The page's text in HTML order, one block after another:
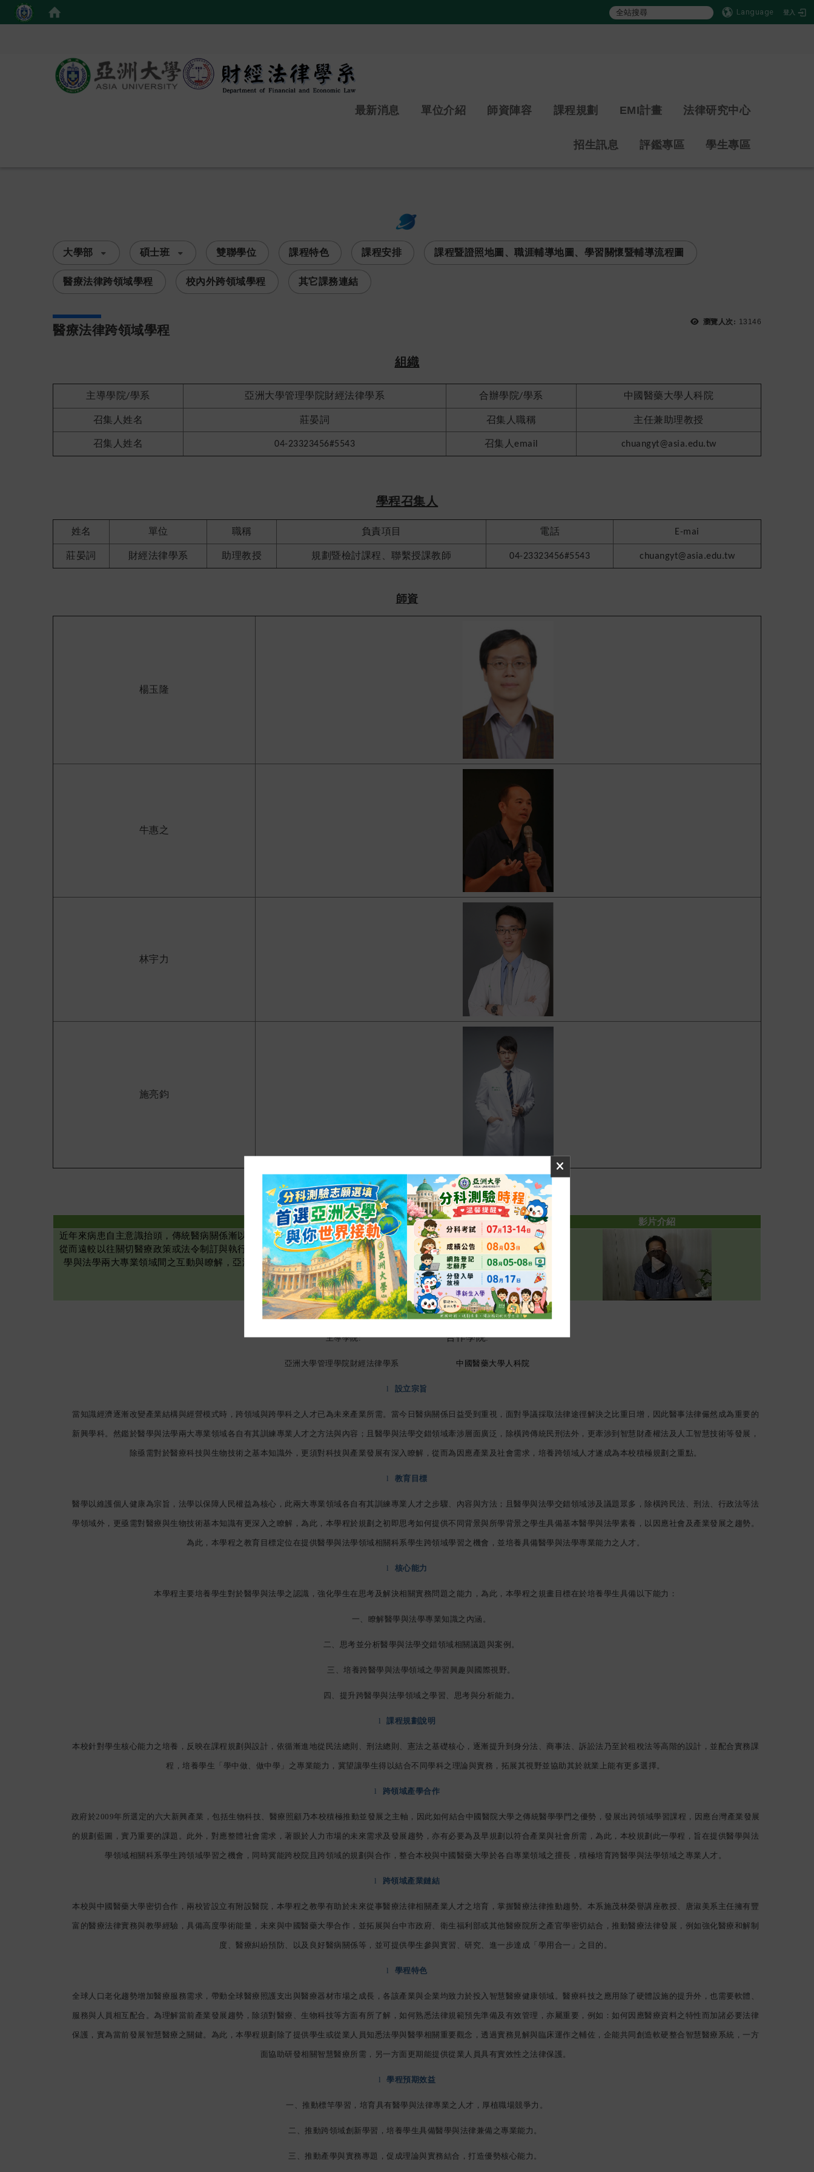
Language 登入
最新消息 單位介紹 師資陣容 課程規劃 EMI計畫 法律研究中心
招生訊息 評鑑專區 學生專區
次選單
大學部 碩士班 雙聯學位 課程特色 課程安排 課程暨證照地圖、職涯輔導地圖、學習關懷暨輔導流程圖
醫療法律跨領域學程 校內外跨領域學程 其它課務連結
瀏覽人次: 13146
醫療法律跨領域學程
組織
主導學院/學系 亞洲大學管理學院財經法律學系 合辦學院/學系 中國醫藥大學人科院
召集人姓名 莊晏詞 召集人職稱 主任兼助理教授
召集人姓名 04-23323456#5543 召集人 email chuangyt@asia.edu.tw
學程召集人
姓名 單位 職稱 負責項目 電話 E-mai
莊晏詞 財經法律學系 助理教授 規劃暨檢討課程、聯繫授課教師 04-23323456#5543 chuangyt@asia.edu.tw
師資
楊玉隆
牛惠之
林宇力
施亮鈞
財經法律系跨領域學程介紹
內容
影片介紹
近年來病患自主意識抬頭，傳統醫病關係漸以法律關係所取代，而隨著人民對於醫療服務品質與公共衛生之期待日高，
從而遠較以往關切醫療政策或法令制訂與執行。為因應政府與產業界對醫療與法律跨領域科際整合人才之需求，深化醫
學與法學兩大專業領域間之互動與瞭解，亞洲大學（以下簡稱本校）特與中國醫藥大學合作開辦「醫療法律跨領域學
程」（以下簡稱本學程）。
醫療法律跨領域學程
主導學院:合作學院:
亞洲大學管理學院財經法律學系 中國醫藥大學人科院
l 設立宗旨
當知識經濟逐漸改變產業結構與經營模式時，跨領域與跨學科之人才已為未來產業所需。當今日醫病關係日益受到重視，面對爭議採取法律途徑解決之比重日增，因此醫事法律儼然成為重要的
新興學科。然鑑於醫學與法學兩大專業領域各自有其訓練專業人才之方法與內容；且醫學與法學交錯領域牽涉層面廣泛，除橫跨傳統民刑法外，更牽涉到智慧財產權法及人工智慧技術等發展，
除亟需對於醫療科技與生物技術之基本知識外，更須對科技與產業發展有深入瞭解，從而為因應產業及社會需求，培養跨領域人才遂成為本校積極規劃之重點。
l 教育目標
醫學以維護個人健康為宗旨，法學以保障人民權益為核心，此兩大專業領域各自有其訓練專業人才之步驟、內容與方法；且醫學與法學交錯領域涉及議題眾多，除橫跨民法、刑法、行政法等法
學領域外，更亟需對醫療與生物技術基本知識有更深入之瞭解，為此，本學程於規劃之初即思考如何提供不同背景與所學背景之學生具備基本醫學與法學素養，以因應社會及產業發展之趨勢。
為此，本學程之教育目標定位在提供醫學與法學領域相關科系學生跨領域學習之機會，並培養具備醫學與法學專業能力之人才。
l 核心能力
本學程主要培養學生對於醫學與法學之認識，強化學生在思考及解決相關實務問題之能力，為此，本學程之規畫目標在於培養學生具備以下能力：
一、瞭解醫學與法學專業知識之內涵。
二、思考並分析醫學與法學交錯領域相關議題與案例。
三、培養跨醫學與法學領域之學習興趣與國際視野。
四、提升跨醫學與法學領域之學習、思考與分析能力。
l 課程規劃說明
本校針對學生核心能力之培養，反映在課程規劃與設計，依循漸進地從民法總則、刑法總則、憲法之基礎核心，逐漸提升到身分法、商事法、訴訟法乃至於租稅法等高階的設計，並配合實務課
程，培養學生「學中做、做中學」之專業能力，冀望讓學生得以結合不同學科之理論與實務，拓展其視野並協助其於就業上能有更多選擇。
l 跨領域產學合作
政府於2009年所選定的六大新興產業，包括生物科技、醫療照顧乃本校積極推動並發展之主軸，因此如何結合中國醫院大學之傳統醫學學門之優勢，發展出跨領域學習課程，因應台灣產業發展
的規劃藍圖，實乃重要的課題。此外，對應整體社會需求，著眼於人力市場的未來需求及發展趨勢，亦有必要為及早規劃以符合產業與社會所需，為此，本校規劃此一學程，旨在提供醫學與法
學領域相關科系學生跨領域學習之機會，同時冀能跨校院且跨領域的規劃與合作，整合本校與中國醫藥大學於各自專業領域之擅長，積極培育跨醫學與法學領域之專業人才。
l 跨領域產業鏈結
本校與中國醫藥大學密切合作，兩校皆設立有附設醫院，本學程之教學有助於未來從事醫療法律相關產業人才之培育，掌握醫療法律推動趨勢。本系施茂林榮譽講座教授、唐淑美系主任擁有豐
富的醫療法律實務與教學經驗，具備高度學術能量，未來與中國醫藥大學合作，並拓展與台中市政府、衛生福利部或其他醫療院所之產官學密切結合，推動醫療法律發展，例如強化醫療和解制
度、醫療糾紛預防、以及良好醫病關係等，並可提供學生參與實習、研究、進一步達成「學用合一」之目的。
l 學程特色
全球人口老化趨勢增加醫療服務需求，帶動全球醫療照護支出與醫療器材市場之成長，各該產業與企業均致力於投入智慧醫療健康領域。醫療科技之應用除了硬體設施的提升外，也需要軟體、
服務與人員相互配合。為理解當前產業發展趨勢，除須對醫療、生物科技等方面有所了解，如何熟悉法律規範預先準備及有效管理，亦屬重要，例如：如何因應醫療資料之特性而加諸必要法律
保護，實為當前發展智慧醫療之關鍵。為此，本學程規劃除了提供學生或從業人員知悉法學與醫學相關重要觀念，透過實務見解與臨床運作之輔佐，企能共同創造軟硬整合智慧醫療系統，一方
面協助研發相關智慧醫療所需，另一方面更期能提供從業人員具有實效性之法律保護。
l 學程預期效益
一、推動標竿學習，培育具有醫學與法律專業之人才，厚植職場競爭力。
二、推動跨領域創新學習，培養學生具備醫學與法律兼備之專業能力。
三、推動產學與實務專題，促成理論與實務結合，打造優勢核心能力。